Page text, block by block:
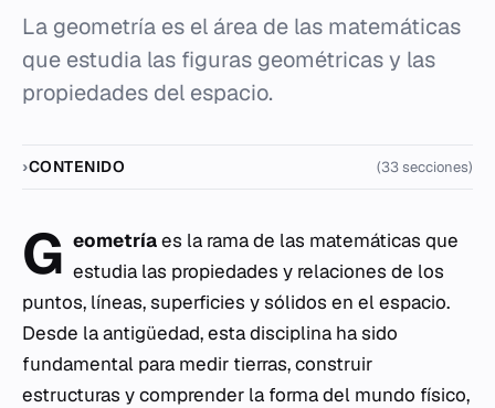
La geometría es el área de las matemáticas
que estudia las figuras geométricas y las
propiedades del espacio.
CONTENIDO (33 secciones)
G eometríaes la rama de las matemáticas que
estudia las propiedades y relaciones de los
puntos, líneas, superficies y sólidos en el espacio.
Desde la antigüedad, esta disciplina ha sido
fundamental para medir tierras, construir
estructuras y comprender la forma del mundo físico,